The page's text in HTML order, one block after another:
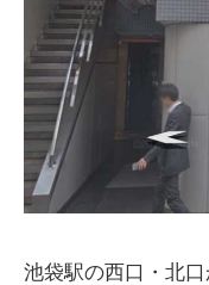
池袋駅の西口・北